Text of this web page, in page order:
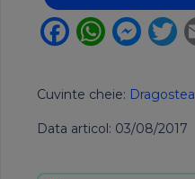
Cuvinte cheie:
Data articol: 03/08/2017